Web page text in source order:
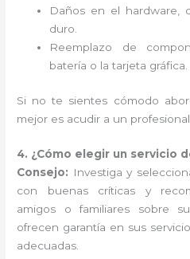
Daños en el hardware,
duro.
Reemplazo de
batería o la tarjeta gráfica.
Si no te sientes cómodo
mejor es acudir a un profesional.
4. ¿Cómo elegir un servicio
Consejo: Investiga y
con buenas críticas y
amigos o familiares sobre
ofrecen garantía en sus
adecuadas.